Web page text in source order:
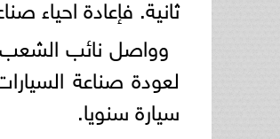
وواصل نائب الشعب
سيارة سنويا.